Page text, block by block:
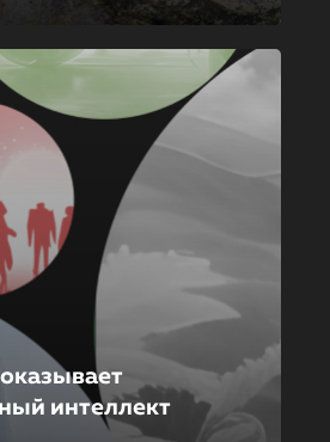
интеллект